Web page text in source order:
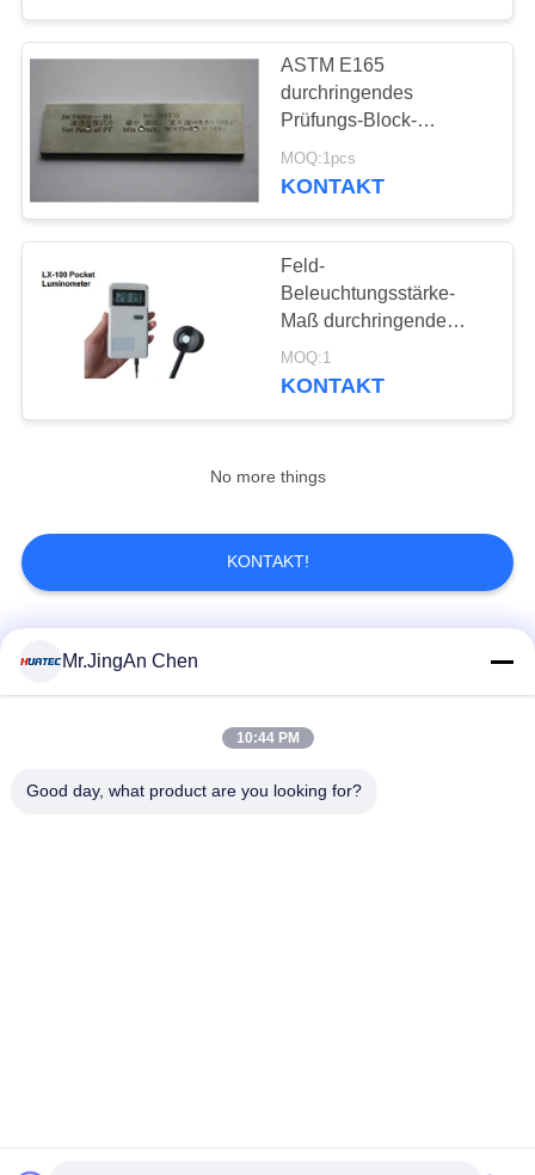
SITEMAP
PRIVACY
POLICY
ASTM E165
durchringendes
Prüfungs-Block-
Probestück YM-A mit
Iso-Norm
MOQ:1pcs
KONTAKT
Feld-
Beleuchtungsstärke-
Maß durchringende
Tasche Luminometer der
Prüfungs-200klx
MOQ:1
KONTAKT
No more things
KONTAKT!
Beliebte Kategorien Alle
Ultraschall-
Mr.JingAn Chen
10:44 PM
Good day, what product are you looking for?